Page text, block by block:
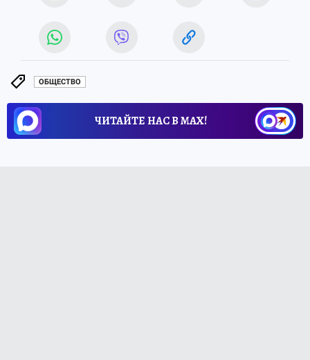
ОБЩЕСТВО
ЧИТАЙТЕ НАС В МАХ!